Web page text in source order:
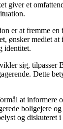
giver et
er at fremme
ønsker mediet
identitet.
sig, tilpasser
Dette
at informere
boligejere
og diskuteret